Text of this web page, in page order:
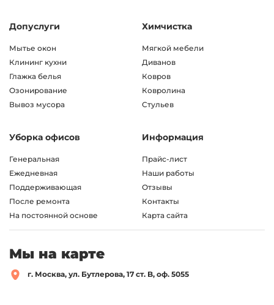
Допуслуги
Мытье окон
Клининг кухни
Глажка белья
Озонирование
Вывоз мусора
Химчистка
Мягкой мебели
Диванов
Ковров
Ковролина
Стульев
Уборка офисов
Генеральная
Ежедневная
Поддерживающая
После ремонта
На постоянной основе
Информация
Прайс-лист
Наши работы
Отзывы
Контакты
Карта сайта
Мы на карте
г. Москва, ул. Бутлерова, 17 ст. B, оф. 5055